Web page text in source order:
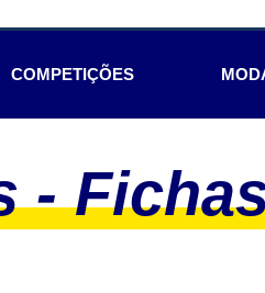
COMPETIÇÕES
-